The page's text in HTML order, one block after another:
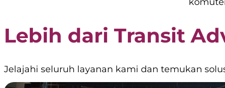
Lebih dari Transit
Jelajahi seluruh layanan kami dan temukan